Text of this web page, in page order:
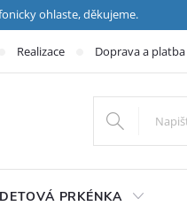
ohlaste, děkujeme.
Realizace Doprava a platba
PRKÉNKA